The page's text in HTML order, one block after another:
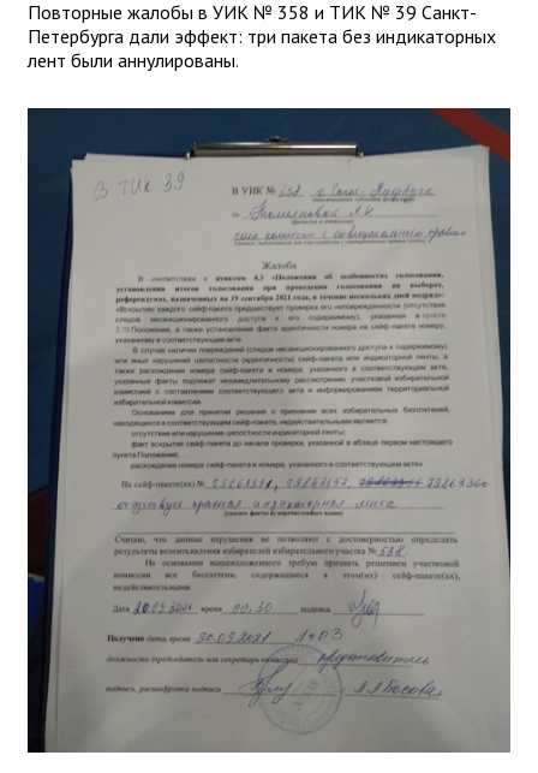
Повторные жалобы в УИК № 358 и ТИК № 39 Санкт-
Петербурга дали эффект: три пакета без индикаторных
лент были аннулированы.